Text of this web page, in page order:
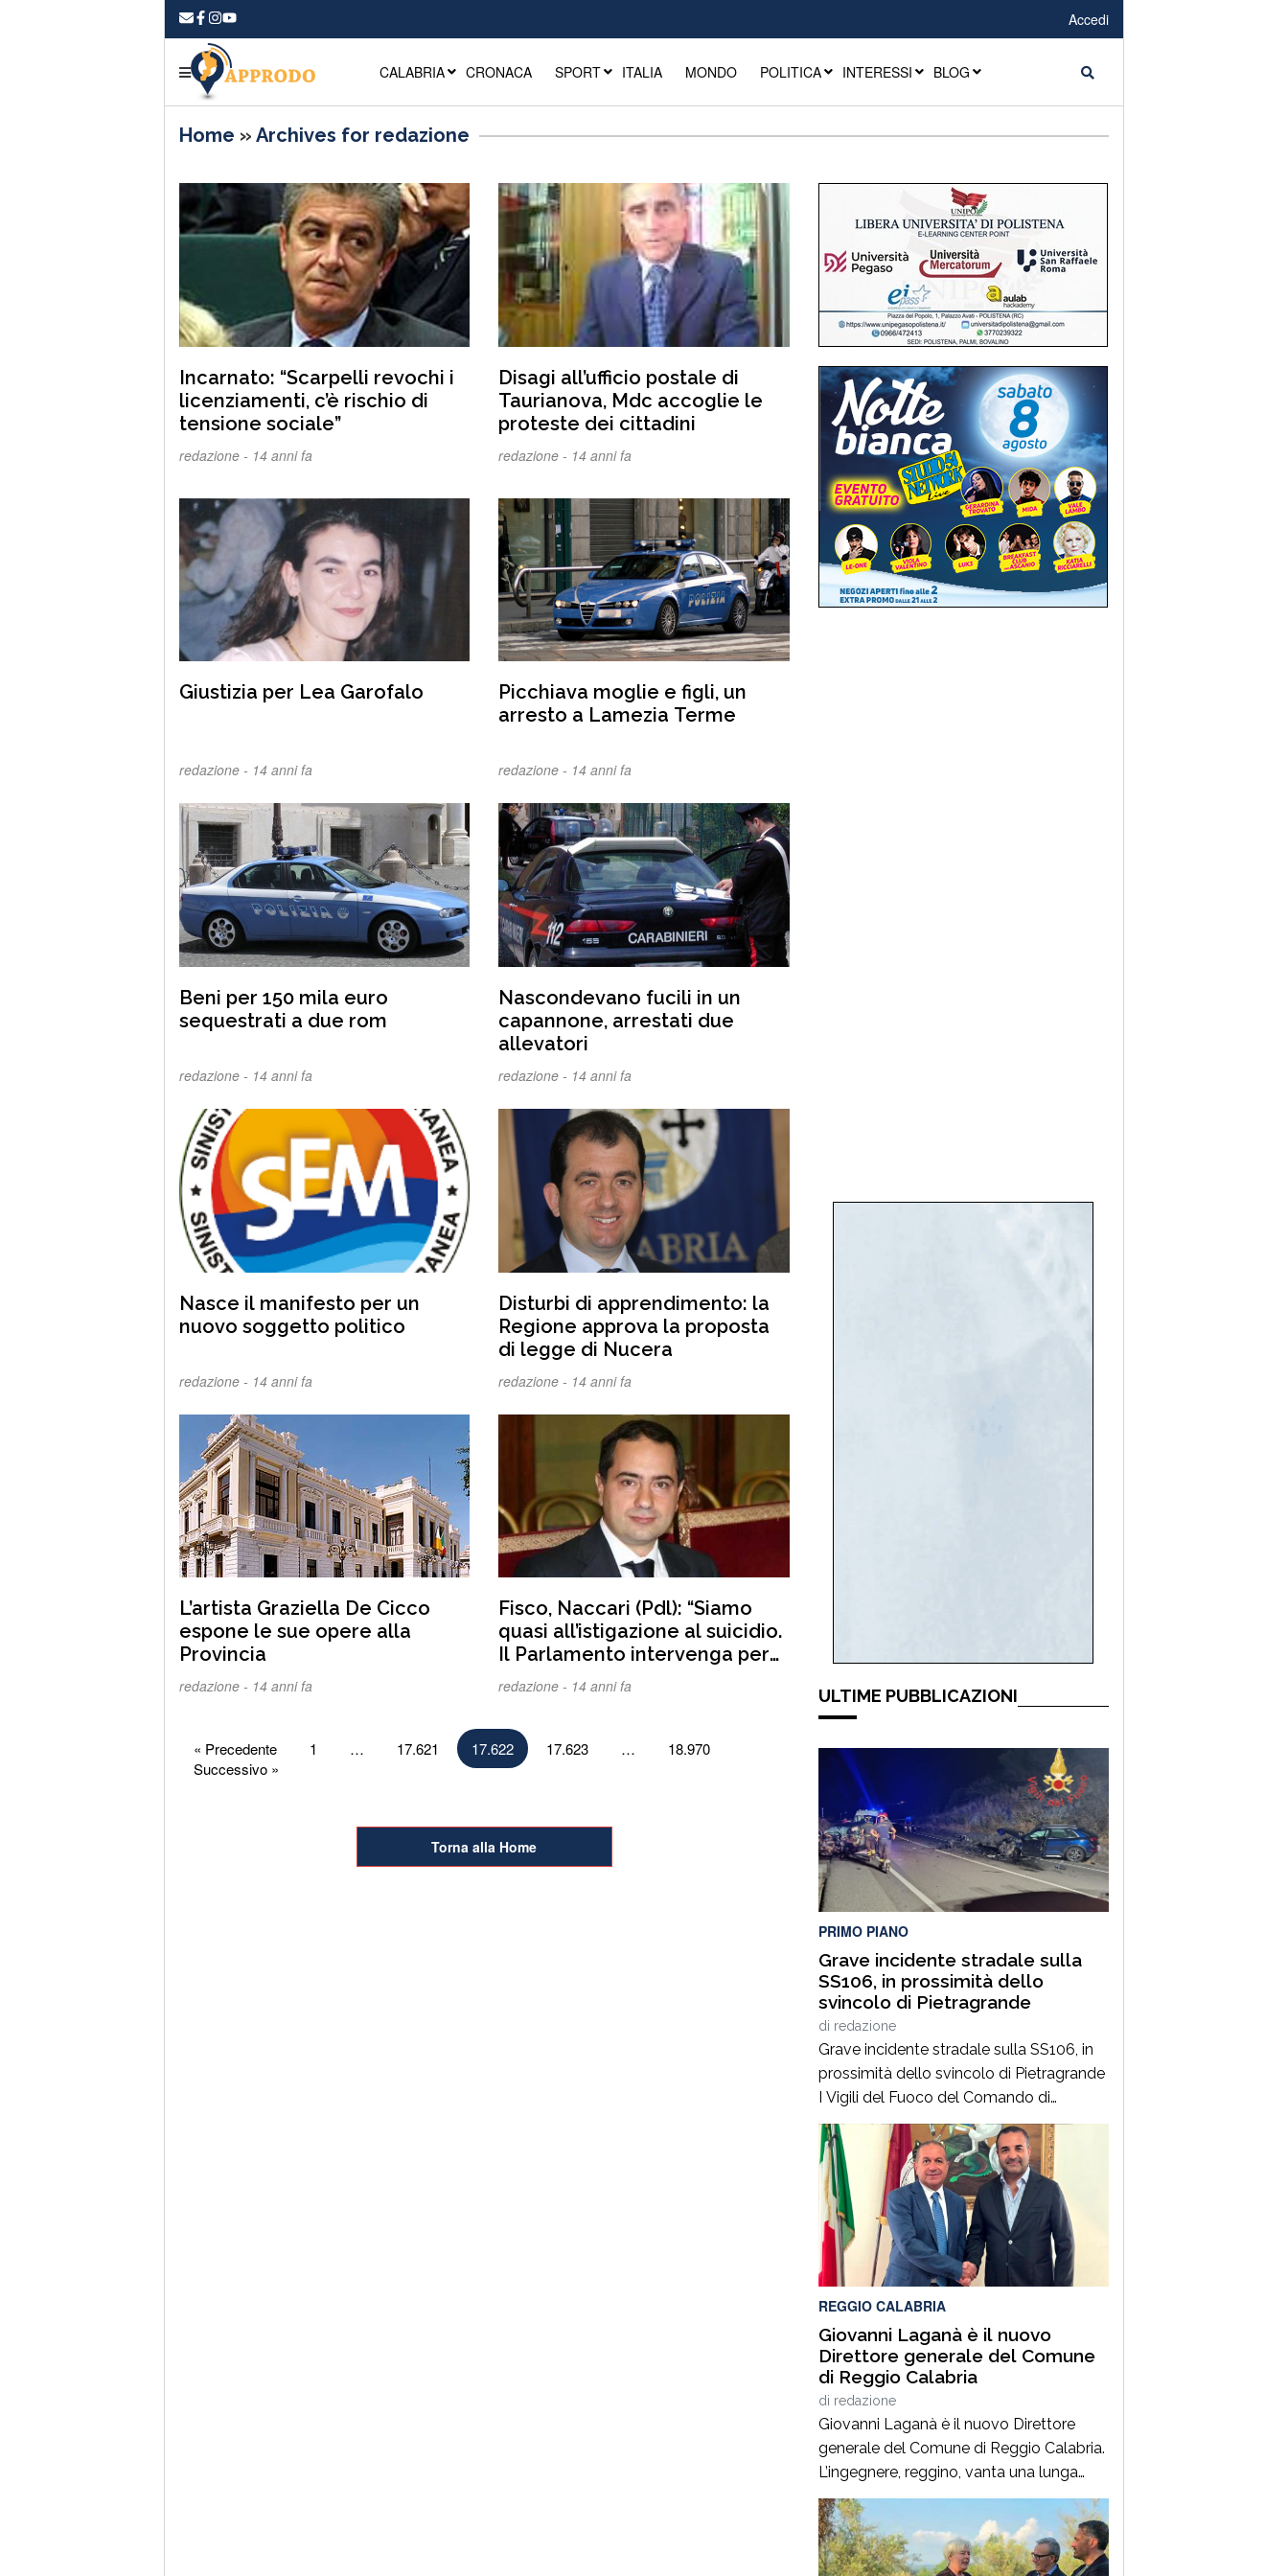
Accedi
CALABRIA CRONACA SPORT ITALIA MONDO POLITICA INTERESSI BLOG
Home » Archives for redazione
Incarnato: “Scarpelli revochi i
licenziamenti, c’è rischio di
tensione sociale”
redazione - 14 anni fa
Disagi all’ufficio postale di
Taurianova, Mdc accoglie le
proteste dei cittadini
redazione - 14 anni fa
Giustizia per Lea Garofalo
redazione - 14 anni fa
Picchiava moglie e figli, un
arresto a Lamezia Terme
redazione - 14 anni fa
Beni per 150 mila euro
sequestrati a due rom
redazione - 14 anni fa
Nascondevano fucili in un
capannone, arrestati due
allevatori
redazione - 14 anni fa
Nasce il manifesto per un
nuovo soggetto politico
redazione - 14 anni fa
Disturbi di apprendimento: la
Regione approva la proposta
di legge di Nucera
redazione - 14 anni fa
L’artista Graziella De Cicco
espone le sue opere alla
Provincia
redazione - 14 anni fa
Fisco, Naccari (Pdl): “Siamo
quasi all’istigazione al suicidio.
Il Parlamento intervenga per
modificare i poteri di Equitalia”
redazione - 14 anni fa
Paginazione
degli
« Precedente 1 … 17.621 17.622 17.623 …
18.970
Successivo »
Torna alla Home
ULTIME PUBBLICAZIONI
PRIMO PIANO
Grave incidente stradale sulla
SS106, in prossimità dello
svincolo di Pietragrande
di redazione
Grave incidente stradale sulla SS106, in
prossimità dello svincolo di Pietragrande
I Vigili del Fuoco del Comando di
Catanzaro, Distaccamento di Soverato,
sono intervenuti sulla SS106, in
prossimità dello svincolo per la località
Pietragrande, per un grave incidente
stradale che ha coinvolto una Fiat
Panda, un’Audi e una motocicletta.Nel
sinistro ha perso la vita il […]
REGGIO CALABRIA
Giovanni Laganà è il nuovo
Direttore generale del Comune
di Reggio Calabria
di redazione
Giovanni Laganà è il nuovo Direttore
generale del Comune di Reggio Calabria.
L’ingegnere, reggino, vanta una lunga
esperienza ai vertici della pubblica
amministrazione e della gestione delle
infrastrutture in Calabria ed in Sicilia. È
stato Vice Direttore regionale Anas